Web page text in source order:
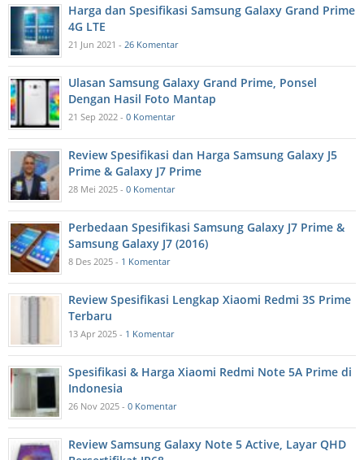
Harga dan Spesifikasi Samsung Galaxy Grand Prime
4G LTE
21 Jun 2021 - 26 Komentar
Ulasan Samsung Galaxy Grand Prime, Ponsel
Dengan Hasil Foto Mantap
21 Sep 2022 - 0 Komentar
Review Spesifikasi dan Harga Samsung Galaxy J5
Prime & Galaxy J7 Prime
28 Mei 2025 - 0 Komentar
Perbedaan Spesifikasi Samsung Galaxy J7 Prime &
Samsung Galaxy J7 (2016)
8 Des 2025 - 1 Komentar
Review Spesifikasi Lengkap Xiaomi Redmi 3S Prime
Terbaru
13 Apr 2025 - 1 Komentar
Spesifikasi & Harga Xiaomi Redmi Note 5A Prime di
Indonesia
26 Nov 2025 - 0 Komentar
Review Samsung Galaxy Note 5 Active, Layar QHD